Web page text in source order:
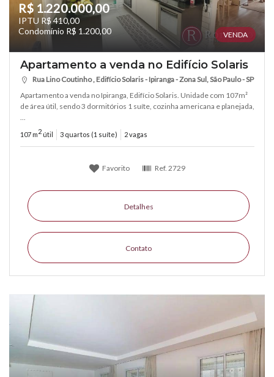
R$ 1.220.000,00
IPTU R$ 410,00
Condomínio R$ 1.200,00
VENDA
Apartamento a venda no Edifício Solaris
Rua Lino Coutinho , Edifício Solaris - Ipiranga - Zona Sul, São Paulo - SP
Apartamento a venda no Ipiranga, Edifício Solaris. Unidade com 107m²
de área útil, sendo 3 dormitórios 1 suíte, cozinha americana e planejada,
...
107 m2 útil 3 quartos (1 suíte) 2 vagas
Favorito Ref. 2729
Detalhes
Contato